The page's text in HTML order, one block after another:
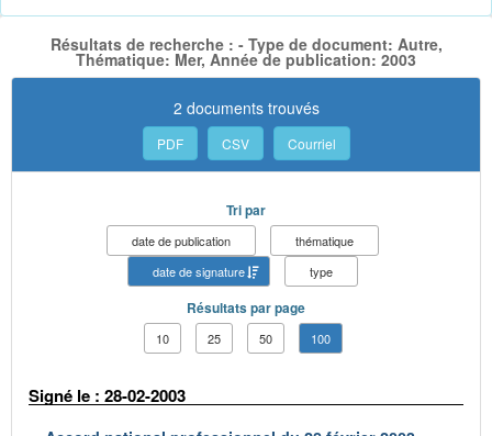
Résultats de recherche : - Type de document: Autre,
Thématique: Mer, Année de publication: 2003
2 documents trouvés
PDF CSV Courriel
Tri par
date de publication
thématique
date de signature
type
Résultats par page
10 25 50 100
Signé le : 28-02-2003